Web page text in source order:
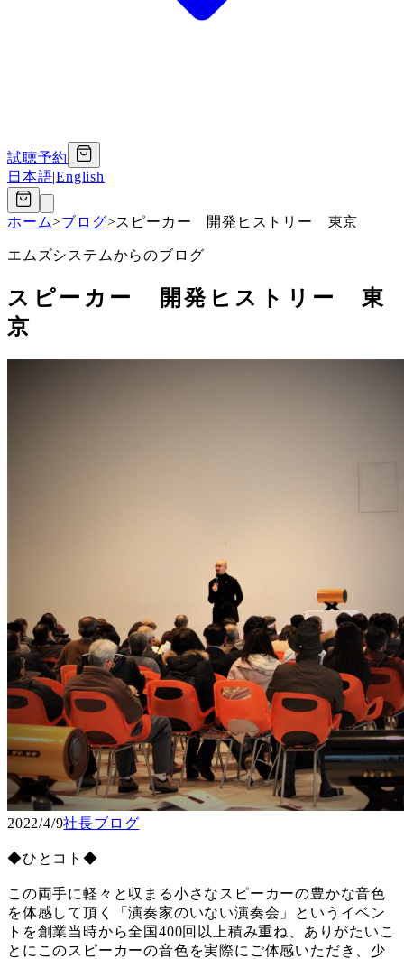
試聴予約
日本語|English
ホーム>ブログ>スピーカー 開発ヒストリー 東京
エムズシステムからのブログ
スピーカー 開発ヒストリー 東
京
2022/4/9社長ブログ
◆ひとコト◆
この両手に軽々と収まる小さなスピーカーの豊かな音色
を体感して頂く「演奏家のいない演奏会」というイベン
トを創業当時から全国400回以上積み重ね、ありがたいこ
とにこのスピーカーの音色を実際にご体感いただき、少